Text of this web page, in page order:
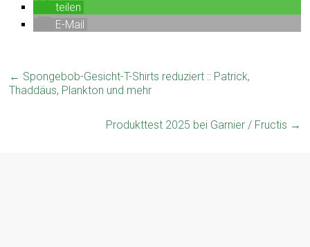
teilen
E-Mail
← Spongebob-Gesicht-T-Shirts reduziert :: Patrick,
Thaddäus, Plankton und mehr
Produkttest 2025 bei Garnier / Fructis →